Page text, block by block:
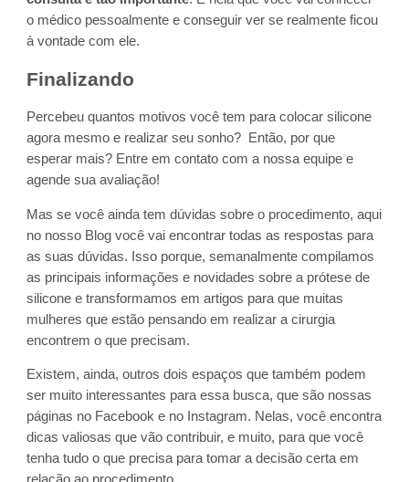
o médico pessoalmente e conseguir ver se realmente ficou
à vontade com ele.
Finalizando
Percebeu quantos motivos você tem para colocar silicone
agora mesmo e realizar seu sonho? Então, por que
esperar mais? Entre em contato com a nossa equipe e
agende sua avaliação!
Mas se você ainda tem dúvidas sobre o procedimento, aqui
no nosso Blog você vai encontrar todas as respostas para
as suas dúvidas. Isso porque, semanalmente compilamos
as principais informações e novidades sobre a prótese de
silicone e transformamos em artigos para que muitas
mulheres que estão pensando em realizar a cirurgia
encontrem o que precisam.
Existem, ainda, outros dois espaços que também podem
ser muito interessantes para essa busca, que são nossas
páginas no Facebook e no Instagram. Nelas, você encontra
dicas valiosas que vão contribuir, e muito, para que você
tenha tudo o que precisa para tomar a decisão certa em